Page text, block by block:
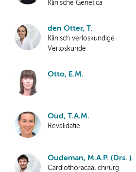
Klinische Genetica
den Otter, T.
Klinisch verloskundige
Verloskunde
Otto, E.M.
Oud, T.A.M.
Revalidatie
Oudeman, M.A.P. (Drs. )
Cardiothoracaal chirurg